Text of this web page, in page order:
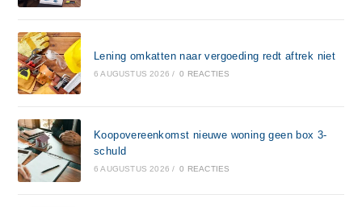
Lening omkatten naar vergoeding redt aftrek niet
6 AUGUSTUS 2026 / 0 REACTIES
Koopovereenkomst nieuwe woning geen box 3-
schuld
6 AUGUSTUS 2026 / 0 REACTIES